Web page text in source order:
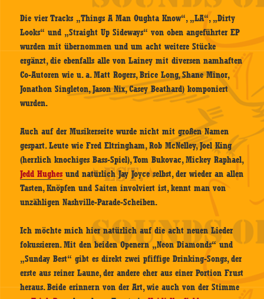
Die vier Tracks „Things A Man Oughta Know“, „LA“, „Dirty
Looks“ und „Straight Up Sideways“ von oben angeführter EP
wurden mit übernommen und um acht weitere Stücke
ergänzt, die ebenfalls alle von Lainey mit diversen namhaften
Co-Autoren wie u. a. Matt Rogers, Brice Long, Shane Minor,
Jonathon Singleton, Jason Nix, Casey Beathard) komponiert
wurden.
Auch auf der Musikerseite wurde nicht mit großen Namen
gespart. Leute wie Fred Eltringham, Rob McNelley, Joel King
(herrlich knochiges Bass-Spiel), Tom Bukovac, Mickey Raphael,
Jedd Hughes und natürlich Jay Joyce selbst, der wieder an allen
Tasten, Knöpfen und Saiten involviert ist, kennt man von
unzähligen Nashville-Parade-Scheiben.
Ich möchte mich hier natürlich auf die acht neuen Lieder
fokussieren. Mit den beiden Openern „Neon Diamonds“ und
„Sunday Best“ gibt es direkt zwei pfiffige Drinking-Songs, der
erste aus reiner Laune, der andere eher aus einer Portion Frust
heraus. Beide erinnern von der Art, wie auch von der Stimme